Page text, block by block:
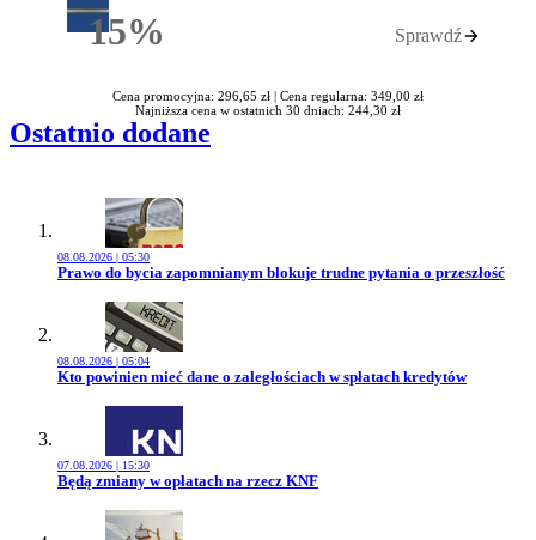
15%Rabatu Sprawdź
Cena promocyjna: 296,65 zł | Cena regularna: 349,00 zł
Najniższa cena w ostatnich 30 dniach: 244,30 zł
Ostatnio dodane
08.08.2026 | 05:30
Przejdź do artykułu:
Prawo do bycia zapomnianym blokuje trudne pytania o przeszłość
08.08.2026 | 05:04
Przejdź do artykułu:
Kto powinien mieć dane o zaległościach w spłatach kredytów
07.08.2026 | 15:30
Przejdź do artykułu:
Będą zmiany w opłatach na rzecz KNF